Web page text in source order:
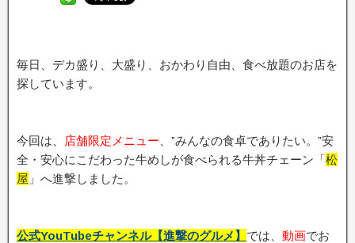
毎日、デカ盛り、大盛り、おかわり自由、食べ放題のお店を
探しています。
今回は、 店舗限定メニュー 、”みんなの食卓でありたい。”安
全・安心にこだわった牛めしが食べられる牛丼チェーン「松
屋 」へ進撃しました。
公式YouTubeチャンネル【進撃のグルメ】 では、 動画でお